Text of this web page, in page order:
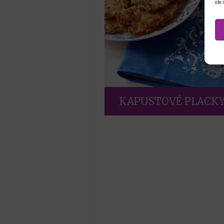
ste
KAPUSTOVÉ